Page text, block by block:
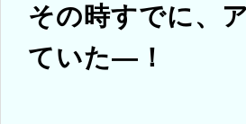
その時すでに、
ていた―！